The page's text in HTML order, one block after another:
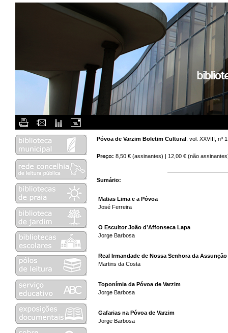
Póvoa de Varzim Boletim Cultural . vol. XXVIII, nº
Preço: 8,50 € (assinantes) | 12,00 € (não
Sumário:
Matias Lima e a Póvoa
José Ferreira
O Escultor João d’Affonseca Lapa
Jorge Barbosa
Real Irmandade de Nossa Senhora da
Martins da Costa
Toponímia da Póvoa de Varzim
Jorge Barbosa
Gafarias na Póvoa de Varzim
Jorge Barbosa